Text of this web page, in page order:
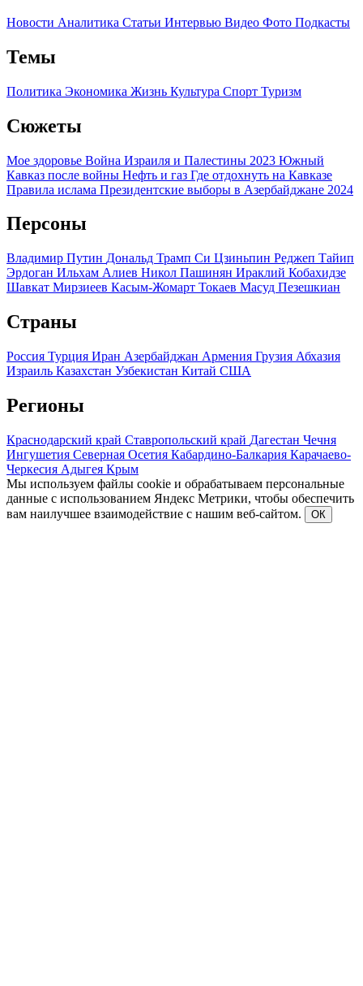
Новости Аналитика Статьи Интервью Видео Фото Подкасты
Темы
Политика Экономика Жизнь Культура Спорт Туризм
Сюжеты
Мое здоровье Война Израиля и Палестины 2023 Южный
Кавказ после войны Нефть и газ Где отдохнуть на Кавказе
Правила ислама Президентские выборы в Азербайджане 2024
Персоны
Владимир Путин Дональд Трамп Си Цзиньпин Реджеп Тайип
Эрдоган Ильхам Алиев Никол Пашинян Ираклий Кобахидзе
Шавкат Мирзиеев Касым-Жомарт Токаев Масуд Пезешкиан
Страны
Россия Турция Иран Азербайджан Армения Грузия Абхазия
Израиль Казахстан Узбекистан Китай США
Регионы
Краснодарский край Ставропольский край Дагестан Чечня
Ингушетия Северная Осетия Кабардино-Балкария Карачаево-
Черкесия Адыгея Крым
Мы используем файлы cookie и обрабатываем персональные
данные с использованием Яндекс Метрики, чтобы обеспечить
вам наилучшее взаимодействие с нашим веб-сайтом.
ОК